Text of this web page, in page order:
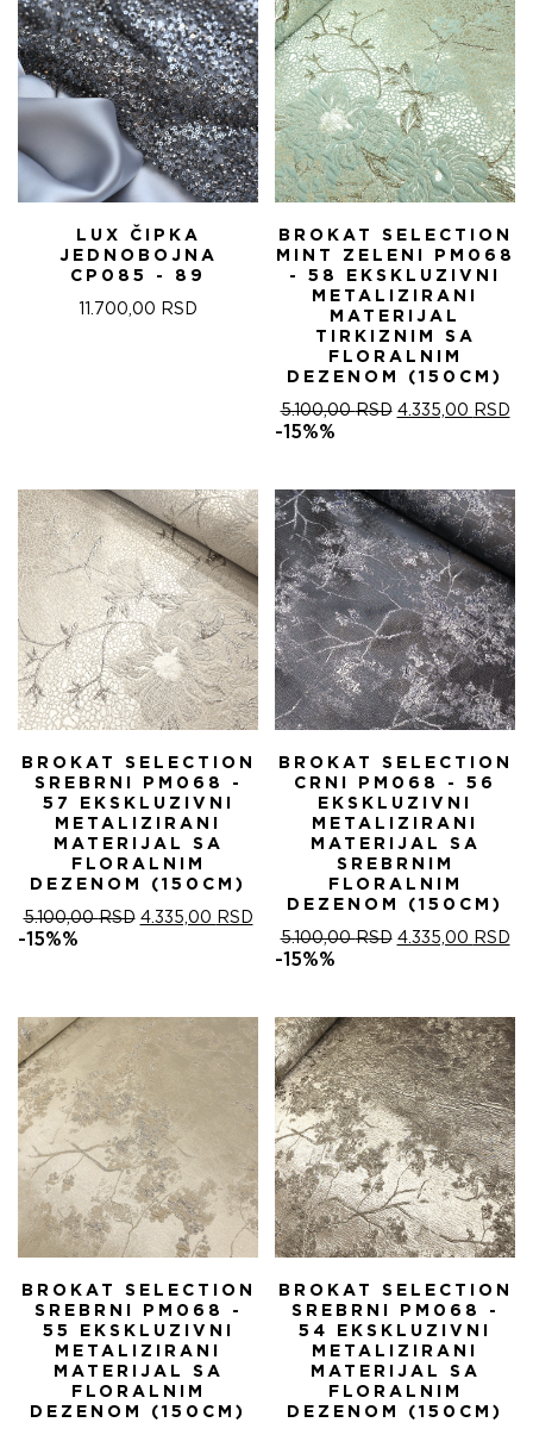
LUX ČIPKA
JEDNOBOJNA
CP085 - 89
11.700,00 RSD
BROKAT SELECTION
MINT ZELENI PM068
- 58 EKSKLUZIVNI
METALIZIRANI
MATERIJAL
TIRKIZNIM SA
FLORALNIM
DEZENOM (150CM)
5.100,00RSD ОРИГИНАЛНА
5.100,00 RSD.
4.335,00 RSD
-15%%
BROKAT SELECTION
SREBRNI PM068 -
57 EKSKLUZIVNI
METALIZIRANI
MATERIJAL SA
FLORALNIM
DEZENOM (150CM)
5.100,00RSD ОРИГИНАЛНА
4.335,00 RSDТРЕНУТНА
ЦЕНА
-15%%
BROKAT SELECTION
CRNI PM068 - 56
EKSKLUZIVNI
METALIZIRANI
MATERIJAL SA
SREBRNIM
FLORALNIM
DEZENOM (150CM)
5.100,00RSD ОРИГИНАЛНА
5.100,00 RSD.
4.335,00 RSD
-15%%
BROKAT SELECTION
SREBRNI PM068 -
55 EKSKLUZIVNI
METALIZIRANI
MATERIJAL SA
FLORALNIM
DEZENOM (150CM)
BROKAT SELECTION
SREBRNI PM068 -
54 EKSKLUZIVNI
METALIZIRANI
MATERIJAL SA
FLORALNIM
DEZENOM (150CM)